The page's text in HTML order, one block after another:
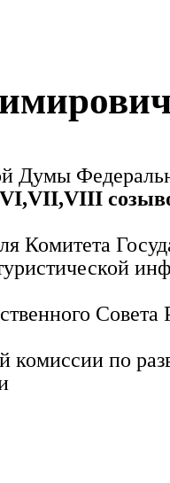
Думы
VI,VII,VIII
Комитета
комиссии по